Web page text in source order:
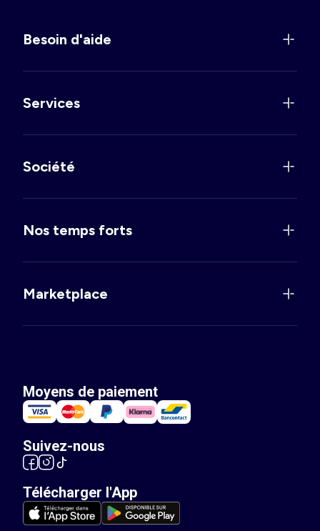
Besoin d'aide
Services
Société
Nos temps forts
Marketplace
Moyens de paiement
Suivez-nous
Télécharger l'App